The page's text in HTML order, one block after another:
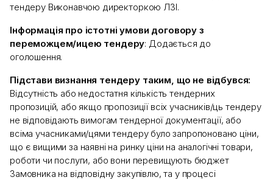
тендеру Виконавчою директоркою ЛЗІ.
Інформація про істотні умови договору з
переможцем/ицею тендеру: Додається до
оголошення.
Підстави визнання тендеру таким, що не відбувся:
Відсутність або недостатня кількість тендерних
пропозицій, або якщо пропозиції всіх учасників/ць тендеру
не відповідають вимогам тендерної документації, або
всіма учасниками/цями тендеру було запропоновано ціни,
що є вищими за наявні на ринку ціни на аналогічні товари,
роботи чи послуги, або вони перевищують бюджет
Замовника на відповідну закупівлю, та у процесі